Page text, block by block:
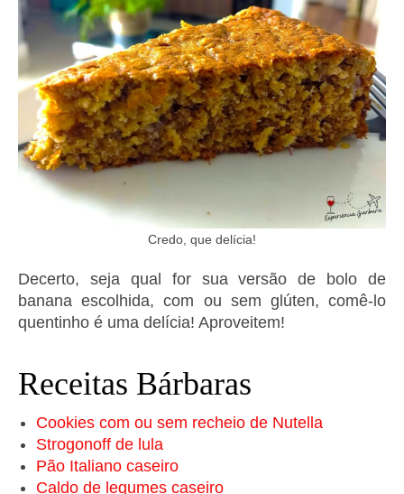
Credo, que delícia!
Decerto, seja qual for sua versão de bolo de
banana escolhida, com ou sem glúten, comê-lo
quentinho é uma delícia! Aproveitem!
Receitas Bárbaras
Cookies com ou sem recheio de Nutella
Strogonoff de lula
Pão Italiano caseiro
Caldo de legumes caseiro